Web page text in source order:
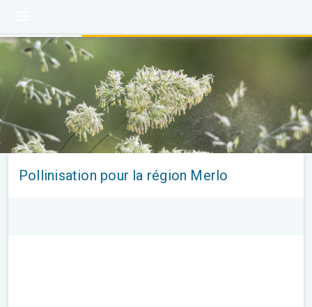
Pollinisation pour la région Merlo